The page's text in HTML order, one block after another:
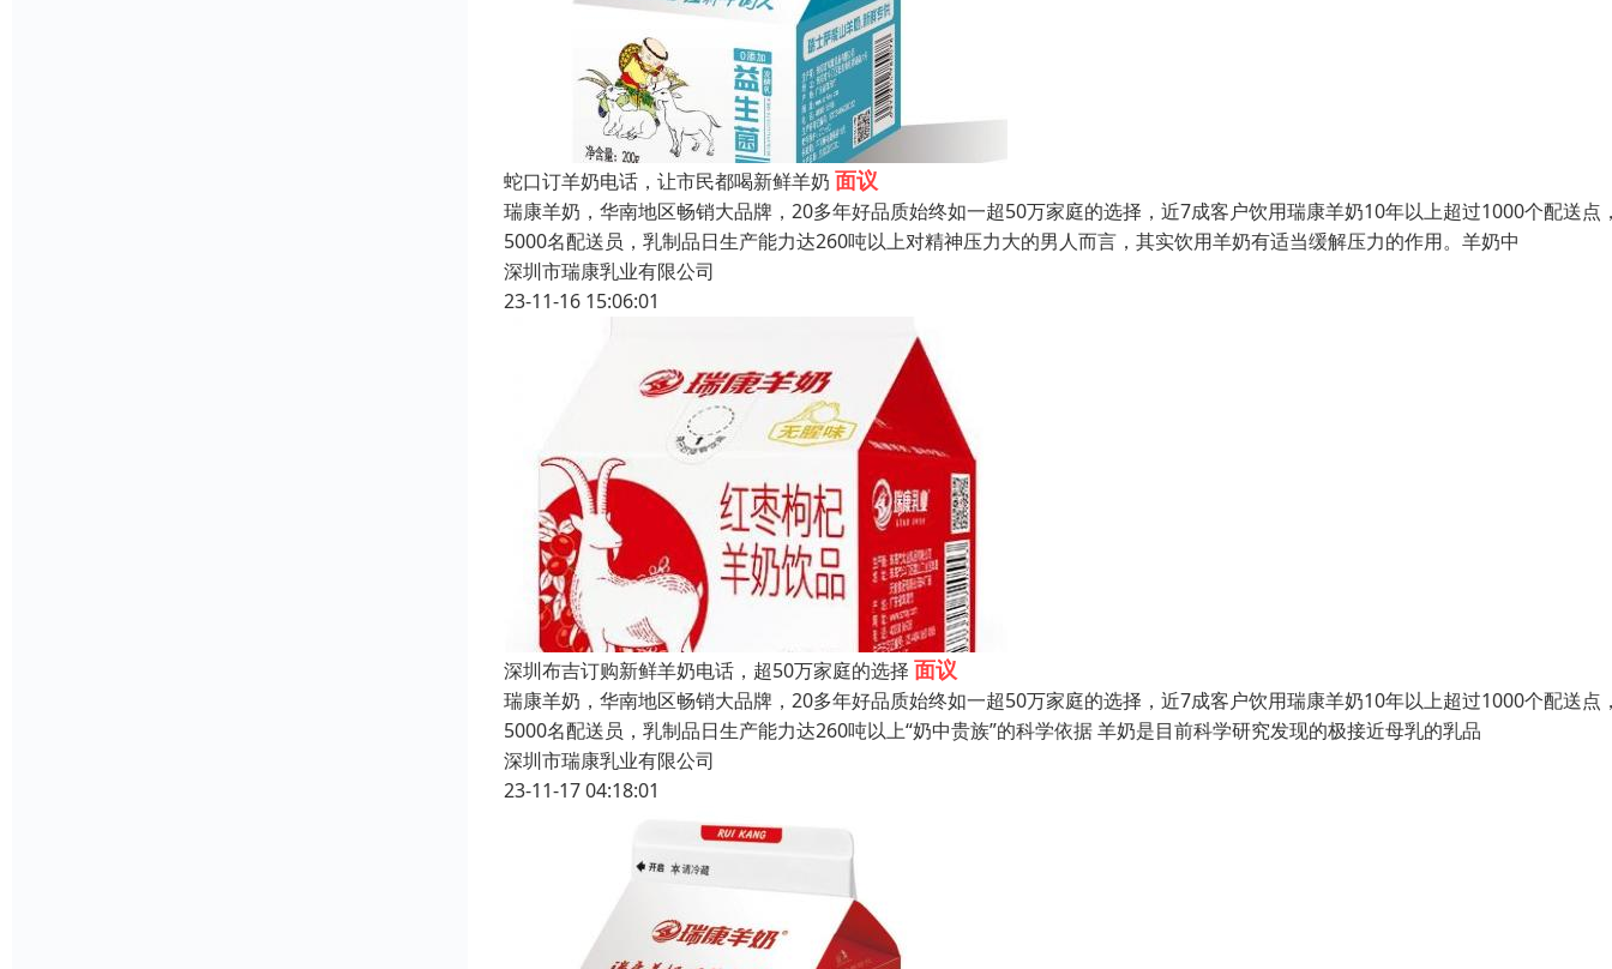
蛇口订羊奶电话，让市民都喝新鲜羊奶 面议
瑞康羊奶，华南地区畅销大品牌，20多年好品质始终如一超50万家庭的选择，近7成客户饮用瑞康羊奶10年以上超过1000个配送点
5000名配送员，乳制品日生产能力达260吨以上对精神压力大的男人而言，其实饮用羊奶有适当缓解压力的作用。羊奶中
深圳市瑞康乳业有限公司
23-11-16 15:06:01
深圳布吉订购新鲜羊奶电话，超50万家庭的选择 面议
瑞康羊奶，华南地区畅销大品牌，20多年好品质始终如一超50万家庭的选择，近7成客户饮用瑞康羊奶10年以上超过1000个配送点
5000名配送员，乳制品日生产能力达260吨以上“奶中贵族”的科学依据 羊奶是目前科学研究发现的极接近母乳的乳品
深圳市瑞康乳业有限公司
23-11-17 04:18:01